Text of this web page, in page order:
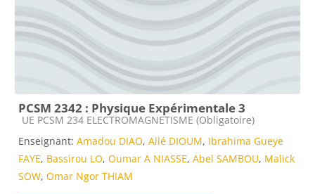
PCSM 2342 : Physique Expérimentale 3
Catégorie de cours
UE PCSM 234 ELECTROMAGNETISME (Obligatoire)
Enseignant: Amadou DIAO, Allé DIOUM, Ibrahima Gueye
FAYE, Bassirou LO, Oumar A NIASSE, Abel SAMBOU, Malick
SOW, Omar Ngor THIAM